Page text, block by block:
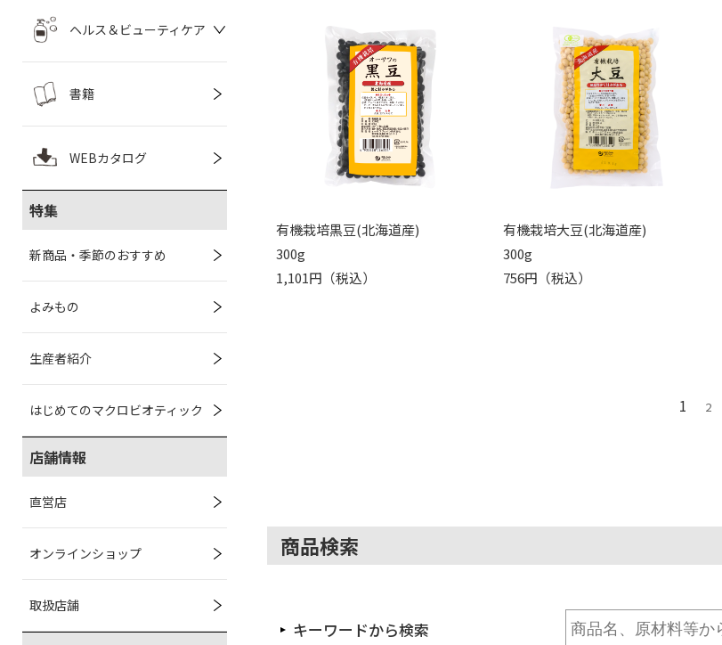
ヘルス＆ビューティケア
書籍
WEBカタログ
特集
新商品・季節のおすすめ
よみもの
生産者紹介
はじめてのマクロビオティック
店舗情報
直営店
オンラインショップ
取扱店舗
有機栽培黒豆(北海道産)
300g
1,101円（税込）
有機栽培大豆(北海道産)
300g
756円（税込）
1 2
商品検索
キーワードから検索